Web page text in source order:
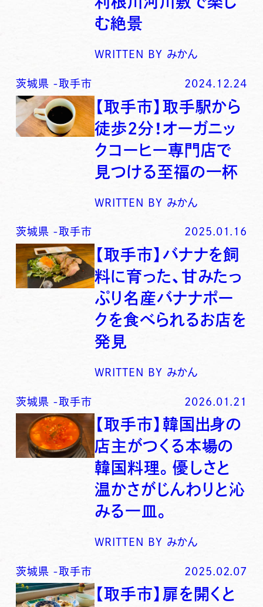
む絶景
WRITTEN BY みかん
茨城県 -取手市 2024.12.24
【取手市】取手駅から
徒歩2分！オーガニッ
クコーヒー専門店で
見つける至福の一杯
WRITTEN BY みかん
茨城県 -取手市 2025.01.16
【取手市】バナナを飼
料に育った、甘みたっ
ぷり名産バナナポー
クを食べられるお店を
発見
WRITTEN BY みかん
茨城県 -取手市 2026.01.21
【取手市】韓国出身の
店主がつくる本場の
韓国料理。優しさと
温かさがじんわりと沁
みる一皿。
WRITTEN BY みかん
茨城県 -取手市 2025.02.07
【取手市】扉を開くと